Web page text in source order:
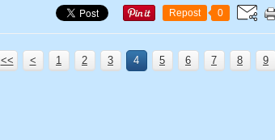
Repost 0
<< < 1 2 3 4 5 6 7 8 9